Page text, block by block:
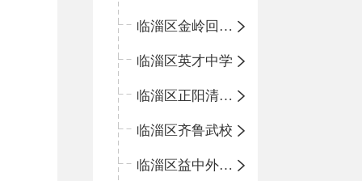
临淄区金岭回族镇中心学校
临淄区英才中学
临淄区正阳清北实验学校
临淄区齐鲁武校
临淄区益中外语学校